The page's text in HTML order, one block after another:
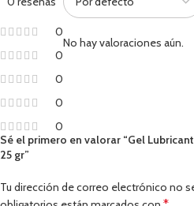
0
0
0
0
0
No hay valoraciones aún.
Sé el primero en valorar “Gel
25 gr”
Tu dirección de correo electrónico no